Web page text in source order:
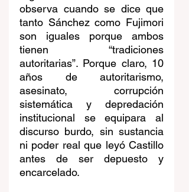
observa cuando se dice que
tanto Sánchez como Fujimori
son iguales porque ambos
tienen “tradiciones
autoritarias”. Porque claro, 10
años de autoritarismo,
asesinato, corrupción
sistemática y depredación
institucional se equipara al
discurso burdo, sin sustancia
ni poder real que leyó Castillo
antes de ser depuesto y
encarcelado.